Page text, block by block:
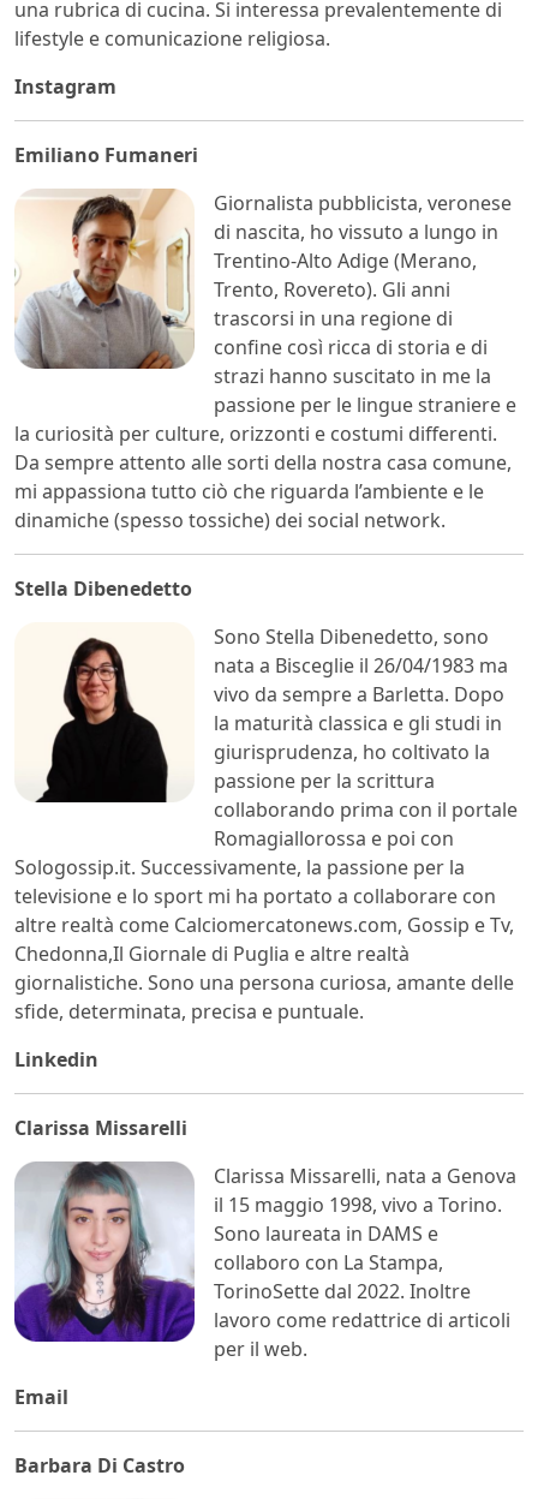
una rubrica di cucina. Si interessa prevalentemente di
lifestyle e comunicazione religiosa.
Instagram
Emiliano Fumaneri
Giornalista pubblicista, veronese
di nascita, ho vissuto a lungo in
Trentino-Alto Adige (Merano,
Trento, Rovereto). Gli anni
trascorsi in una regione di
confine così ricca di storia e di
strazi hanno suscitato in me la
passione per le lingue straniere e
la curiosità per culture, orizzonti e costumi differenti.
Da sempre attento alle sorti della nostra casa comune,
mi appassiona tutto ciò che riguarda l’ambiente e le
dinamiche (spesso tossiche) dei social network.
Stella Dibenedetto
Sono Stella Dibenedetto, sono
nata a Bisceglie il 26/04/1983 ma
vivo da sempre a Barletta. Dopo
la maturità classica e gli studi in
giurisprudenza, ho coltivato la
passione per la scrittura
collaborando prima con il portale
Romagiallorossa e poi con
Sologossip.it. Successivamente, la passione per la
televisione e lo sport mi ha portato a collaborare con
altre realtà come Calciomercatonews.com, Gossip e Tv,
Chedonna,Il Giornale di Puglia e altre realtà
giornalistiche. Sono una persona curiosa, amante delle
sfide, determinata, precisa e puntuale.
Linkedin
Clarissa Missarelli
Clarissa Missarelli, nata a Genova
il 15 maggio 1998, vivo a Torino.
Sono laureata in DAMS e
collaboro con La Stampa,
TorinoSette dal 2022. Inoltre
lavoro come redattrice di articoli
per il web.
Email
Barbara Di Castro